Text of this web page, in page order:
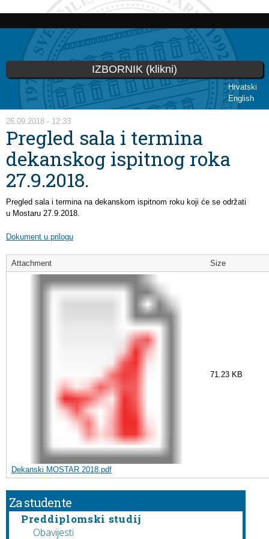
Skip to
content
Hrvatski
English
IZBORNIK (klikni)
You are here
26.09.2018 - 12:33
Pregled sala i termina
dekanskog ispitnog roka
27.9.2018.
Pregled sala i termina na dekanskom ispitnom roku koji će se održati
u Mostaru 27.9.2018.
Dokument u prilogu
Attachment Size
Dekanski MOSTAR 2018.pdf
71.23 KB
Za studente
Preddiplomski studij
Obavijesti